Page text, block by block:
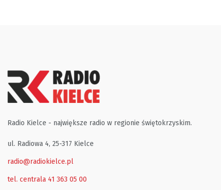
Radio Kielce - największe radio w regionie świętokrzyskim.
ul. Radiowa 4, 25-317 Kielce
radio@radiokielce.pl
tel. centrala 41 363 05 00